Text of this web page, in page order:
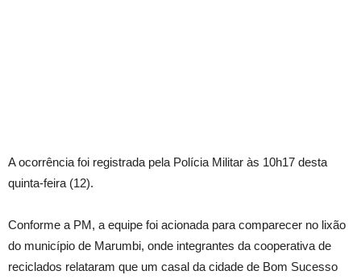
A ocorrência foi registrada pela Polícia Militar às 10h17 desta
quinta-feira (12).
Conforme a PM, a equipe foi acionada para comparecer no lixão
do município de Marumbi, onde integrantes da cooperativa de
reciclados relataram que um casal da cidade de Bom Sucesso